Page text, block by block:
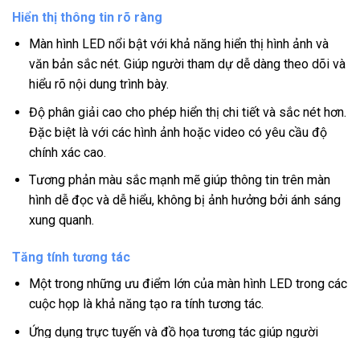
Hiển thị thông tin rõ ràng
Màn hình LED nổi bật với khả năng hiển thị hình ảnh và
văn bản sắc nét. Giúp người tham dự dễ dàng theo dõi và
hiểu rõ nội dung trình bày.
Độ phân giải cao cho phép hiển thị chi tiết và sắc nét hơn.
Đặc biệt là với các hình ảnh hoặc video có yêu cầu độ
chính xác cao.
Tương phản màu sắc mạnh mẽ giúp thông tin trên màn
hình dễ đọc và dễ hiểu, không bị ảnh hưởng bởi ánh sáng
xung quanh.
Tăng tính tương tác
Một trong những ưu điểm lớn của màn hình LED trong các
cuộc họp là khả năng tạo ra tính tương tác.
Ứng dụng trực tuyến và đồ họa tương tác giúp người